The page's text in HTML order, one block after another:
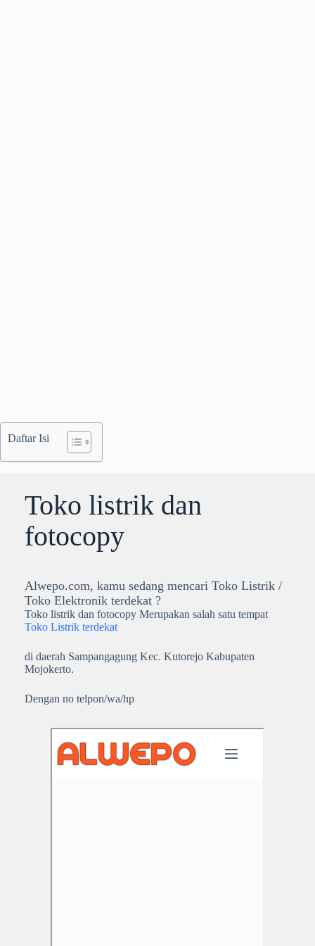
Daftar Isi
Toko listrik dan
fotocopy
Alwepo.com, kamu sedang mencari Toko Listrik /
Toko Elektronik terdekat ?
Toko listrik dan fotocopy Merupakan salah satu tempat
Toko Listrik terdekat
di daerah Sampangagung Kec. Kutorejo Kabupaten
Mojokerto.
Dengan no telpon/wa/hp